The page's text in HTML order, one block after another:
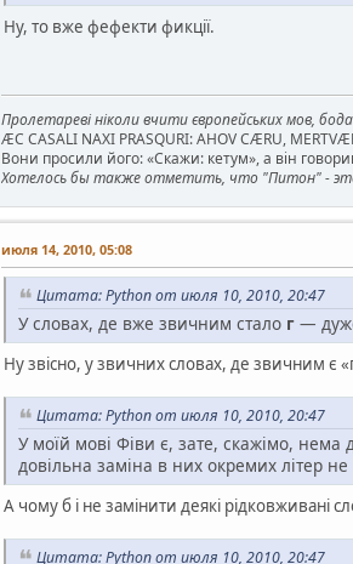
Ну, то вже фефекти фикції.
Пролетареві ніколи вчити європейських мов,
ÆC CASALI NAXI PRASQURI: AHOV CÆRU,
Вони просили його: «Скажи: кетум», а він
Хотелось бы также отметить, что "Питон" -
июля 14, 2010, 05:08
Цитата: Python от июля 10, 2010, 20:47
У словах, де вже звичним стало г —
Ну звісно, у звичних словах, де звичним є
Цитата: Python от июля 10, 2010, 20:47
У моїй мові Фіви є, зате, скажімо, нема
довільна заміна в них окремих літер
А чому б і не замінити деякі рідковживані
Цитата: Python от июля 10, 2010, 20:47